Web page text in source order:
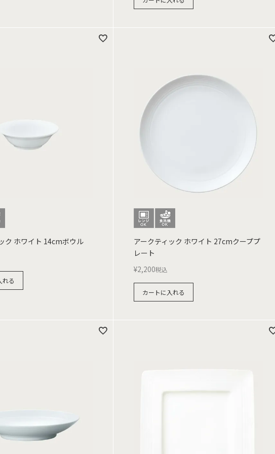
ク ホワイト 14cmボウル
れる
アークティック ホワイト 27cmクーププ
レート
¥2,200税込
カートに入れる